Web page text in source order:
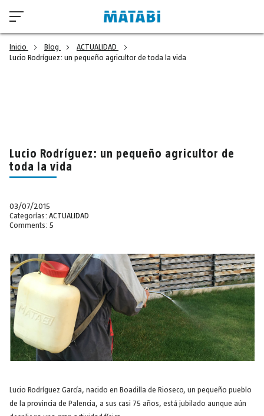
Inicio Blog
ACTUALIDAD
Lucio Rodríguez: un pequeño agricultor de toda la vida
Lucio Rodríguez: un pequeño agricultor de
toda la vida
03/07/2015
Categorías: ACTUALIDAD
Comments: 5
Lucio Rodríguez García, nacido en Boadilla de Rioseco, un pequeño pueblo
de la provincia de Palencia, a sus casi 75 años, está jubilado aunque aún